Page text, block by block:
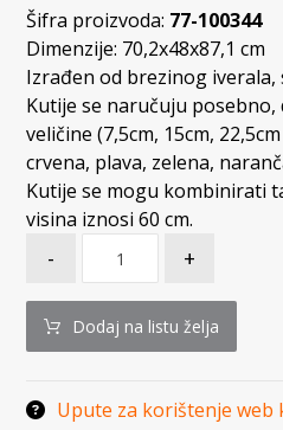
Šifra proizvoda: 77-100344
Dimenzije: 70,2x48x87,1 cm
Izrađen od brezinog iverala,
Kutije se naručuju
veličine (7,5cm, 15cm,
crvena, plava, zelena,
Kutije se mogu kombinirati
visina iznosi 60 cm.
- +
Dodaj na listu želja
Upute za korištenje web